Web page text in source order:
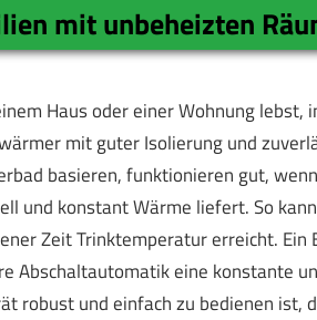
mit unbeheizten
Haus oder einer Wohnung
mit guter Isolierung und
basieren, funktionieren gut,
und konstant Wärme liefert. So
Zeit Trinktemperatur erreicht.
Abschaltautomatik eine konstante
robust und einfach zu bedienen